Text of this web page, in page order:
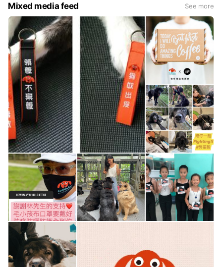
本會專門救援遭受危難、不當飼養、身心受創的特殊巨型犬，將
獒犬、高加索犬... ...等乏人問津的棄養巨型犬從路邊、收容所、
動物之家等各式不宜長期居住的環境裡解救出來，讓牠們重拾對
世界與自己的信任，為他們找到一個能了解並珍惜他們的新家。
社團法人臺北市毛小孩幸福聯盟協會
聯絡專線 +886 986 660 662
立案字號：北市社會字號第3637號
電子發票愛心碼：99891（狗狗巴豆腰）
毛小孩幸福農莊 206 基隆市七堵區華新二路153號
Mixed media feed See more